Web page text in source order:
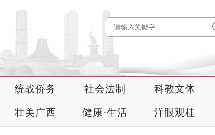
统战侨务 社会法制 科教文体
壮美广西 健康·生活 洋眼观桂